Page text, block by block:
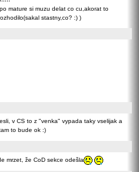
mature si muzu delat co cu,akorat to
stastny,co? :) )
v CS to z "venka" vypada taky vselijak a
to bude ok :)
mrzet, že CoD sekce odešla